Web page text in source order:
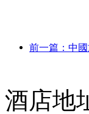
酒店地